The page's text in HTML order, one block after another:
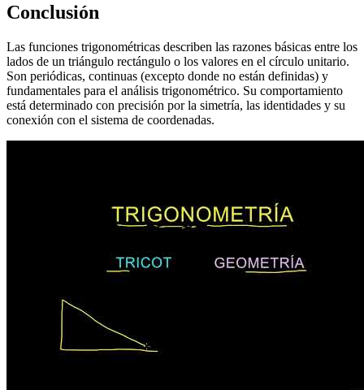
Conclusión
Las funciones trigonométricas describen las razones básicas entre los
lados de un triángulo rectángulo o los valores en el círculo unitario.
Son periódicas, continuas (excepto donde no están definidas) y
fundamentales para el análisis trigonométrico. Su comportamiento
está determinado con precisión por la simetría, las identidades y su
conexión con el sistema de coordenadas.